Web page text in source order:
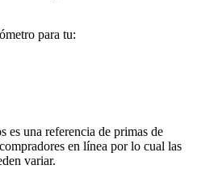
para tu:
es una referencia de primas de
en línea por lo cual las
variar.